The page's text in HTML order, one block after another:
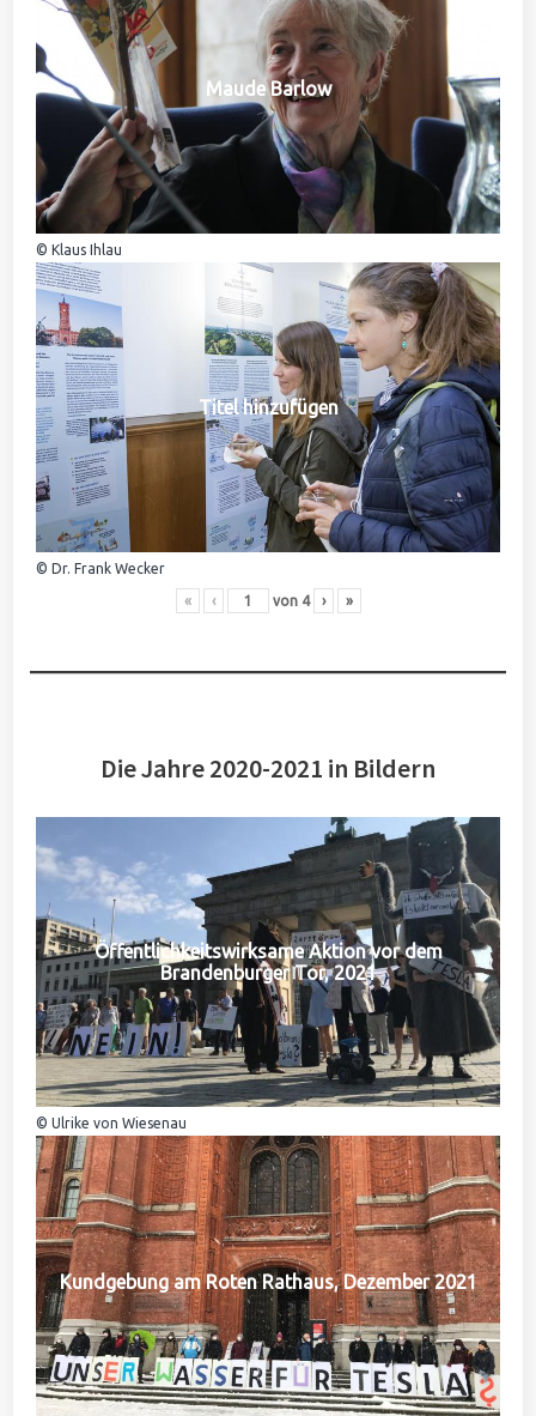
Maude Barlow
© Klaus Ihlau
Titel hinzufügen
© Dr. Frank Wecker
« ‹ von 4 › »
Die Jahre 2020-2021 in Bildern
Öffentlichkeitswirksame Aktion vor dem
Brandenburger Tor, 2021
© Ulrike von Wiesenau
Kundgebung am Roten Rathaus, Dezember 2021